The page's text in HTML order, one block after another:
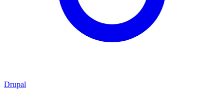
Drupal